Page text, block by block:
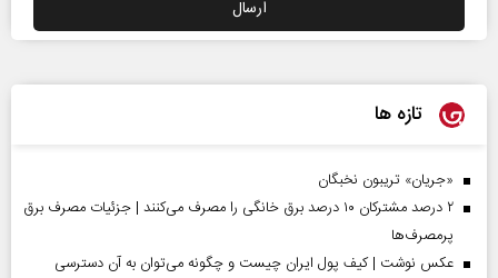
تازه ها
«جریان» تریبون نخبگان
۲ درصد مشترکان ۱۰ درصد برق خانگی را مصرف می‌کنند | جزئیات مصرف برق
پرمصرف‌ها
عکس نوشت | کیف پول ایران چیست و چگونه می‌توان به آن دسترسی